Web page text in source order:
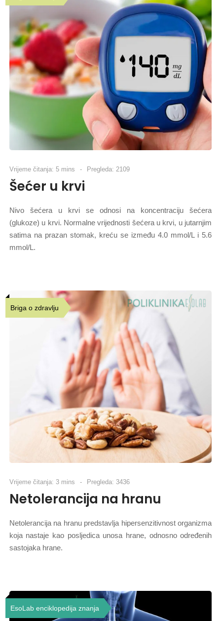
Vrijeme čitanja: 5 mins Pregleda: 2109
Šećer u krvi
Nivo šećera u krvi se odnosi na koncentraciju šećera
(glukoze) u krvi. Normalne vrijednosti šećera u krvi, u jutarnjim
satima na prazan stomak, kreću se između 4.0 mmol/L i 5.6
mmol/L.
Briga o zdravlju
Vrijeme čitanja: 3 mins Pregleda: 3436
Netolerancija na hranu
Netolerancija na hranu predstavlja hipersenzitivnost organizma
koja nastaje kao posljedica unosa hrane, odnosno određenih
sastojaka hrane.
EsoLab enciklopedija znanja